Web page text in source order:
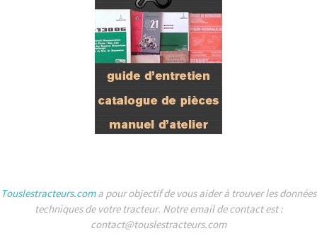
Touslestracteurs.coma pour objectif de vous aider à trouver les données
techniques de votre tracteur. Notre email de contact est :
contact@touslestracteurs.com